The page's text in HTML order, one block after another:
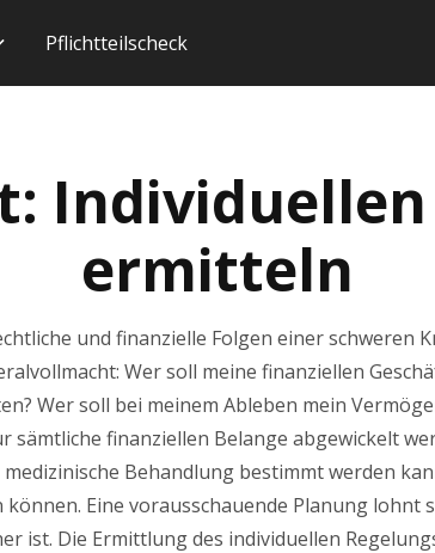
Pflichtteilscheck
ermitteln
und finanzielle Folgen einer schweren
Wer soll meine finanziellen
Wer soll bei meinem Ableben mein
finanziellen Belange abgewickelt
Behandlung bestimmt werden
Eine vorausschauende Planung lohnt
ist. Die Ermittlung des individuellen